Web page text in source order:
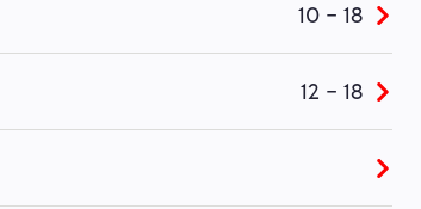
10 - 18
12 - 18